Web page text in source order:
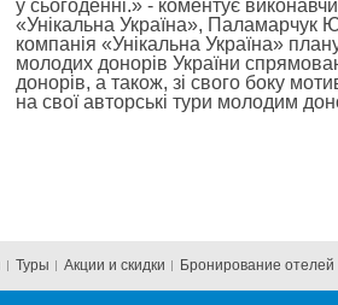
у сьогоденні.» - коментує
«Унікальна Україна», Паламарчук
компанія «Унікальна Україна»
молодих донорів України
донорів, а також, зі свого боку
на свої авторські тури молодим
Туры Акции и скидки Бронирование отелей